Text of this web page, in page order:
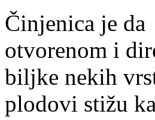
Činjenica je da
otvorenom i
biljke nekih
plodovi stižu